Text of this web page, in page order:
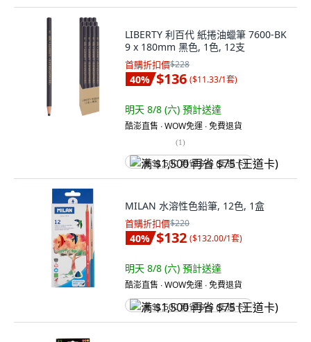
LIBERTY 利百代 紙捲油蠟筆 7600-BK
9 x 180mm 黑色, 1色, 12支
首購折扣價$228
40% $136 ($11.33/1套)
明天 8/8 (六) 預計送達
酷澎直售 ∙ WOW免運 ∙ 免費退貨
(1)
满 $1,500 再省 $75 (王道卡)
MILAN 水溶性色鉛筆, 12色, 1盒
首購折扣價$220
40% $132 ($132.00/1套)
明天 8/8 (六) 預計送達
酷澎直售 ∙ WOW免運 ∙ 免費退貨
满 $1,500 再省 $75 (王道卡)